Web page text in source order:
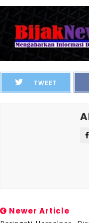
TWEET
Newer Article